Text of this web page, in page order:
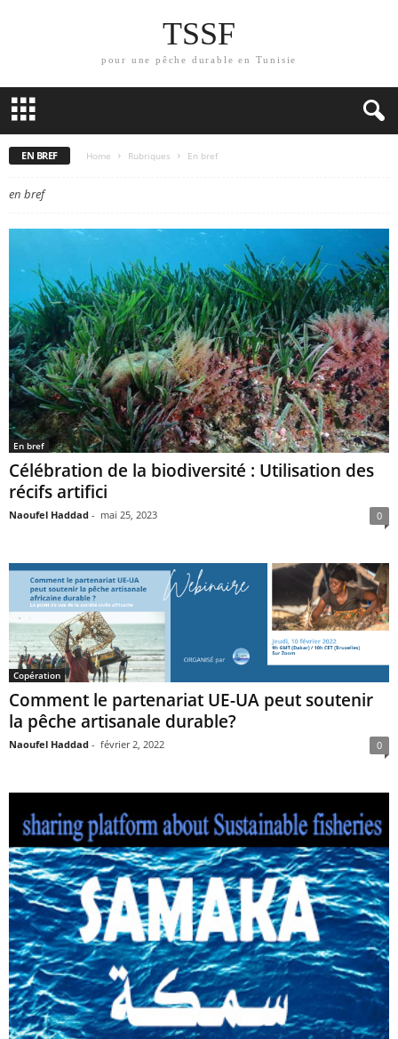
TSSF
pour une pêche durable en Tunisie
EN BREF Home Rubriques En bref
en bref
En bref
Célébration de la biodiversité : Utilisation des
récifs artifici
Naoufel Haddad - mai 25, 2023 0
Copération
Comment le partenariat UE-UA peut soutenir
la pêche artisanale durable?
Naoufel Haddad - février 2, 2022 0